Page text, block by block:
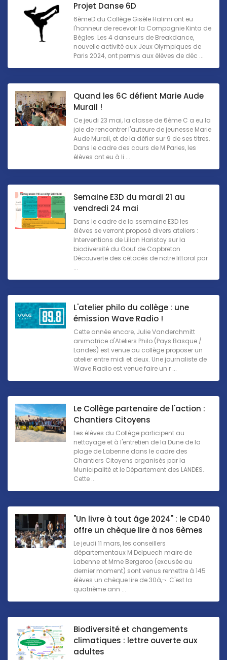
Projet Danse 6D
6èmeD du Collège Gisèle Halimi ont eu
l'honneur de recevoir la Compagnie Kinta de
Bègles. Les 4 danseurs de Breakdance,
nouvelle activité aux Jeux Olympiques de
Paris 2024, ont permis aux élèves de déc ...
Quand les 6C défient Marie Aude
Murail !
Ce jeudi 23 mai, la classe de 6ème C a eu la
joie de rencontrer l'auteure de jeunesse Marie
Aude Murail, et de la défier sur 9 de ses titres.
Dans le cadre des cours de M Paries, les
élèves ont eu à li ...
Semaine E3D du mardi 21 au
vendredi 24 mai
Dans le cadre de la ssemaine E3D les
élèves se verront proposé divers ateliers :
Interventions de Lilian Haristoy sur la
biodiversité du Gouf de Capbreton
Découverte des cétacés de notre littoral par
...
L'atelier philo du collège : une
émission Wave Radio !
Cette année encore, Julie Vanderchmitt
animatrice d'Ateliers Philo (Pays Basque /
Landes) est venue au collège proposer un
atelier entre midi et deux. Une journaliste de
Wave Radio est venue faire un r ...
Le Collège partenaire de l'action :
Chantiers Citoyens
Les élèves du Collège participent au
nettoyage et à l'entretien de la Dune de la
plage de Labenne dans le cadre des
Chantiers Citoyens organisés par la
Municipalité et le Département des LANDES.
Cette ...
"Un livre à tout âge 2024" : le CD40
offre un chèque lire à nos 6èmes
Le jeudi 11 mars, les conseillers
départementaux M Delpuech maire de
Labenne et Mme Bergeroo (excusée au
dernier moment) sont venus remettre à 145
élèves un chèque lire de 30â‚¬. C'est la
quatrième ann ...
Biodiversité et changements
climatiques : lettre ouverte aux
adultes